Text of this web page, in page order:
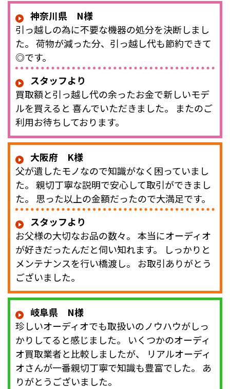
神奈川県 N様
引っ越しの為に不要な機器の処分を決断しまし
た。 荷物が減った分、引っ越し代も節約できて
◎です。
スタッフより
買取額と引っ越し代の余ったお金で新しいモデ
ルを買えると 喜んでいただきました。 またのご
利用お待ちしております。
大阪府 K様
父が遺したモノなので知識がなく困っていまし
た。 親切丁寧な説明で安心して取引ができまし
た。 思った以上の金額だったので大満足です。
スタッフより
お父様の大切なお品の数々。 本当にオーディオ
が好きだったんだと伺い知れます。 しっかりと
メンテナンスを行い橋渡し。 お取引ありがとう
ございました。
岐阜県 N様
珍しいオーディオでも取扱いのノウハウがしっ
かりしてると感じました。 いくつかのオーディ
オ買取業者と比較しましたが、 リアルオーディ
オさんが一番親切丁寧で知識も豊富でした。 あ
りがとうございました。